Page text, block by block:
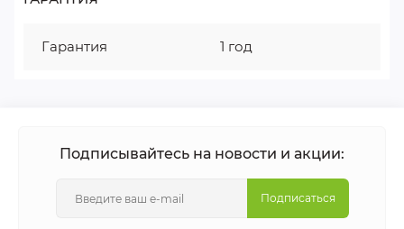
Гарантия 1 год
Подписывайтесь на новости и акции:
Подписаться